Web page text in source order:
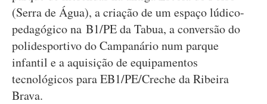
(Serra de Água), a criação de um espaço lúdico-
pedagógico na B1/PE da Tabua, a conversão do
polidesportivo do Campanário num parque
infantil e a aquisição de equipamentos
tecnológicos para EB1/PE/Creche da Ribeira
Brava.